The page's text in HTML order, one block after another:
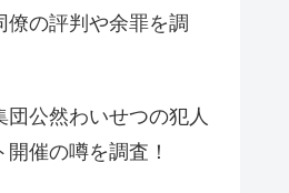
僚の評判や余罪を調
公然わいせつの犯人
催の噂を調査！